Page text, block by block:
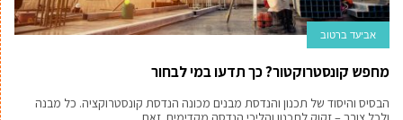
אביעד ברטוב
מחפש קונסטרוקטור? כך תדעו במי לבחור
הבסיס והיסוד של תכנון והנדסת מבנים מכונה הנדסת קונסטרוקציה. כל מבנה